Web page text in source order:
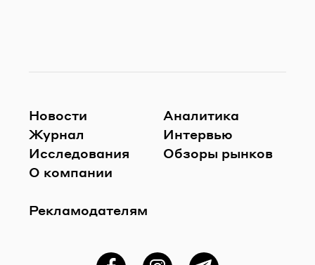
Новости
Журнал
Исследования
О компании
Рекламодателям
Аналитика
Интервью
Обзоры рынков